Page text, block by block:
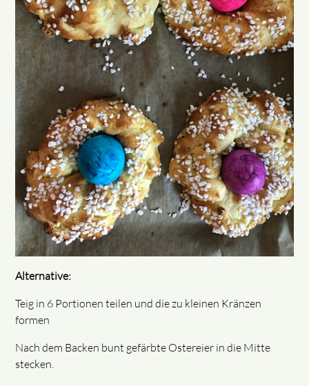
Alternative:
Teig in 6 Portionen teilen und die zu kleinen Kränzen
formen
Nach dem Backen bunt gefärbte Ostereier in die Mitte
stecken.